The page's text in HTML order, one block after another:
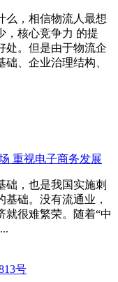
么，相信物流人最想
，核心竞争力 的提
处。但是由于物流企
、企业治理结构、
重视电子商务发展
础，也是我国实施刺
础。没有流通业，
就很难繁荣。随着“中
号